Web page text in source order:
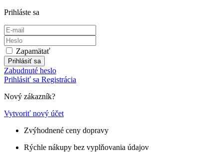
Prihláste sa
Zapamätať
Prihlásiť sa
Zabudnuté heslo
Prihlásiť sa Registrácia
Nový zákazník?
Vytvoriť nový účet
Zvýhodnené ceny dopravy
Rýchle nákupy bez vyplňovania údajov